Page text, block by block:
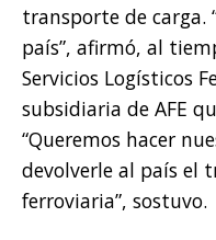
transporte de carga.
país”, afirmó, al
Servicios Logísticos
subsidiaria de AFE
“Queremos hacer
devolverle al país el
ferroviaria”, sostuvo.